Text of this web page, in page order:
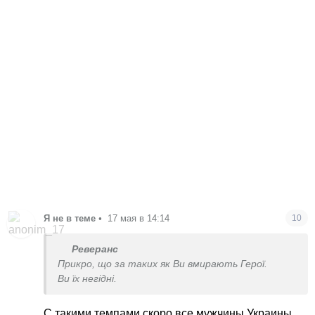
Я не в теме • 17 мая в 14:14 10
Реверанс
Прикро, що за таких як Ви вмирають Герої.
Ви їх негідні.